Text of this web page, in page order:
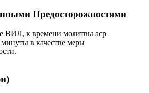
Предосторожностями
ВИЛ, к времени молитвы аср
минуты в качестве меры